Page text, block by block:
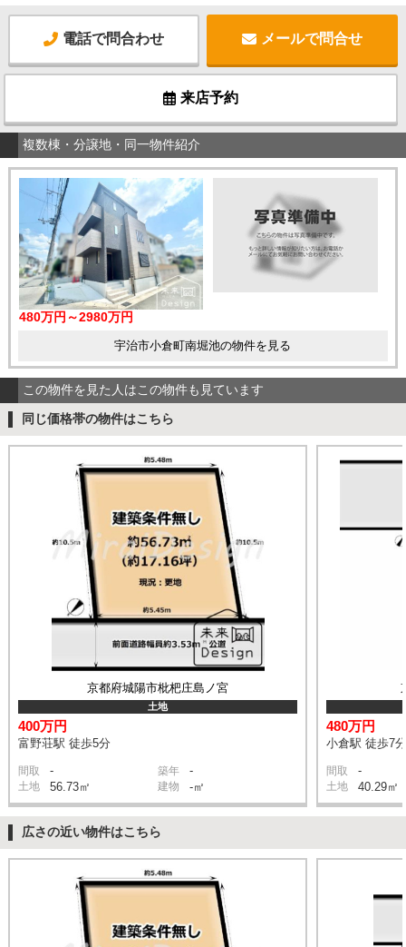
電話で問合わせ メールで問合せ
来店予約
複数棟・分譲地・同一物件紹介
480万円～2980万円
宇治市小倉町南堀池の物件を見る
この物件を見た人はこの物件も見ています
同じ価格帯の物件はこちら
京都府城陽市枇杷庄島ノ宮
土地
400万円
富野荘駅 徒歩5分
間取 - 築年 -
土地 56.73㎡ 建物 -㎡
480万円
小倉駅 徒歩7分
間取 -
土地 40.29㎡
広さの近い物件はこちら